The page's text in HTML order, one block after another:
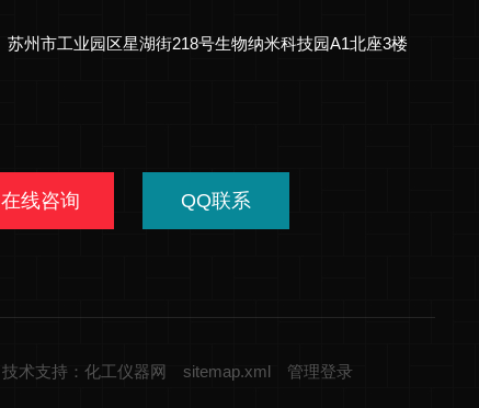
苏州市工业园区星湖街218号生物纳米科技园A1北座3楼
在线咨询 QQ联系
技术支持：化工仪器网 sitemap.xml 管理登录